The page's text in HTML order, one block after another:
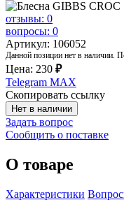
отзывы: 0
вопросы: 0
Артикул: 106052
Данной позиции нет в наличии.
Цена: 230 ₽
Telegram MAX
Скопировать ссылку
Нет в наличии
Задать вопрос
Сообщить о поставке
О товаре
Характеристики